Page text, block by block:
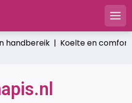
|Koelte en comfort: hoe